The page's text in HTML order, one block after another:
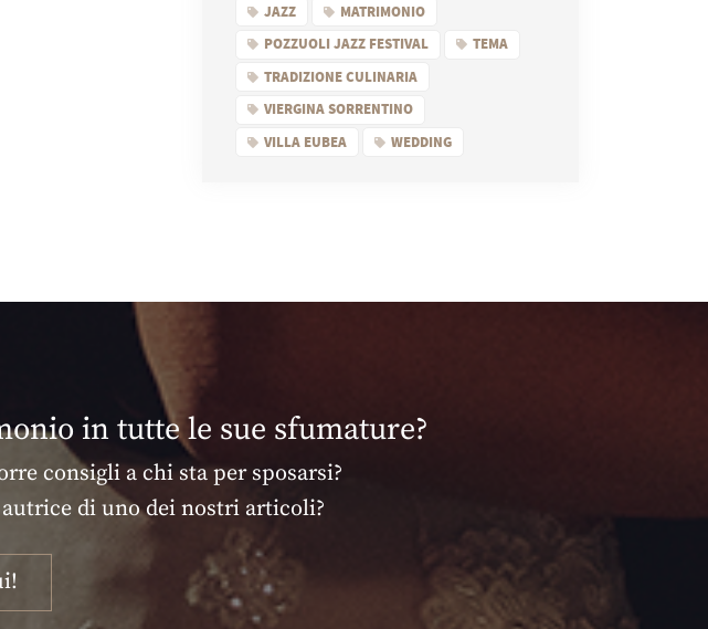
JAZZ
MATRIMONIO
POZZUOLI JAZZ FESTIVAL
TEMA
TRADIZIONE CULINARIA
VIERGINA SORRENTINO
VILLA EUBEA
WEDDING
in tutte le sue sfumature?
consigli a chi sta per sposarsi?
di uno dei nostri articoli?